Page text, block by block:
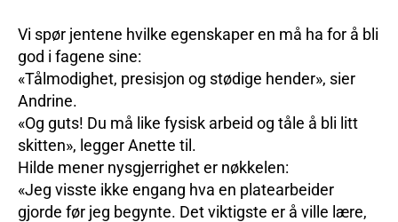
Vi spør jentene hvilke egenskaper en må ha for å bli
god i fagene sine:
«Tålmodighet, presisjon og stødige hender», sier
Andrine.
«Og guts! Du må like fysisk arbeid og tåle å bli litt
skitten», legger Anette til.
Hilde mener nysgjerrighet er nøkkelen:
«Jeg visste ikke engang hva en platearbeider
gjorde før jeg begynte. Det viktigste er å ville lære,